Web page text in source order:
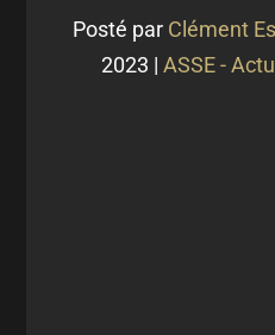
Posté par Clément
2023 | ASSE -